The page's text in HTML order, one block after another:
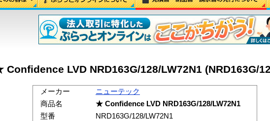
LVD NRD163G/128/LW72N1 (NRD163G/
メーカー
ニューテック
商品名
★ Confidence LVD NRD163G/128/LW72N1
型番
NRD163G/128/LW72N1